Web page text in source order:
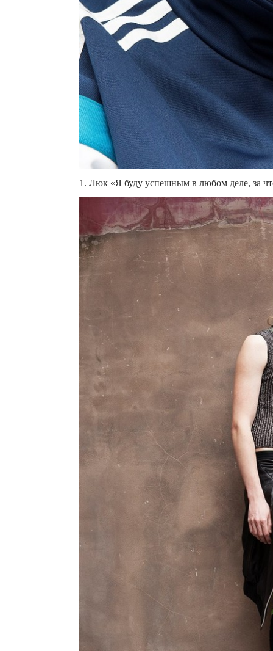
1. Люк «Я буду успешным в любом деле, за